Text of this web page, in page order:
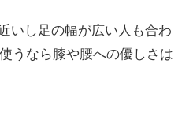
いし足の幅が広い人も合わ
うなら膝や腰への優しさは